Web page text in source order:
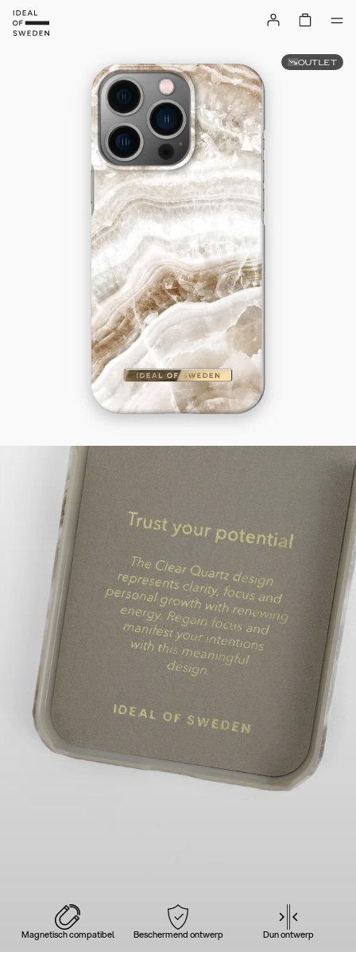
Magnetisch compatibel Beschermend ontwerp Dun ontwerp
OUTLET